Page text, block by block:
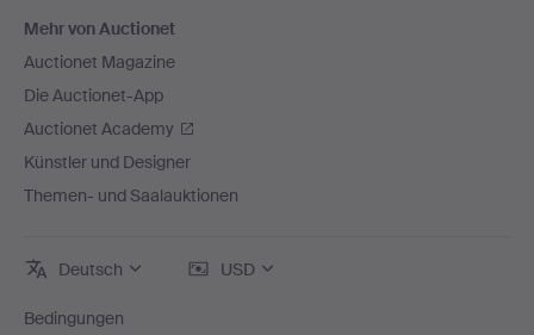
Mehr von Auctionet
Auctionet Magazine
Die Auctionet-App
Auctionet Academy
Künstler und Designer
Themen- und Saalauktionen
Deutsch USD
Bedingungen